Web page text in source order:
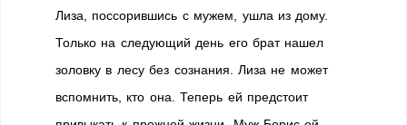
Лиза, поссорившись с мужем, ушла из дому.
Только на следующий день его брат нашел
золовку в лесу без сознания. Лиза не может
вспомнить, кто она. Теперь ей предстоит